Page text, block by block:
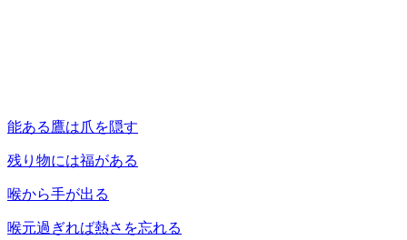
能ある鷹は爪を隠す
残り物には福がある
喉から手が出る
喉元過ぎれば熱さを忘れる